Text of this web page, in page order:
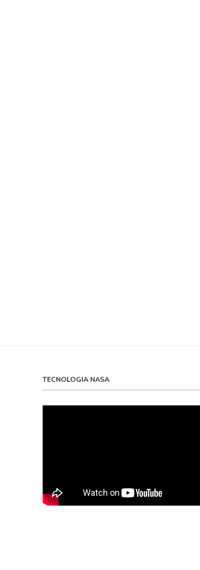
TECNOLOGIA NASA